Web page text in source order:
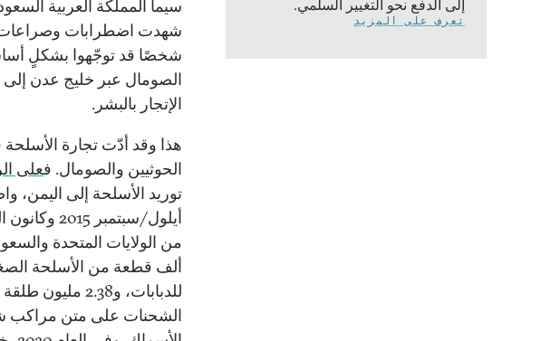
إلى الدفع نحو التغيير السلمي.
تعرف على المزيد
سيما المملكة العربية
شهدت اضطرابات
شخصًا قد توجّهوا بشكلٍ
الإتجار بالبشر.
هذا وقد أدّت تجارة الأسلحة
الحوثيين والصومال. فعلى
توريد الأسلحة إلى اليمن،
أيلول/سبتمبر 2015 وكانون الثاني/يناير 2023،
من الولايات المتحدة والسعودية
للدبابات، و2.38 مليون طلقة ذخيرة في طريقها إلى الحوثيين.
الشحنات على متن مراكب